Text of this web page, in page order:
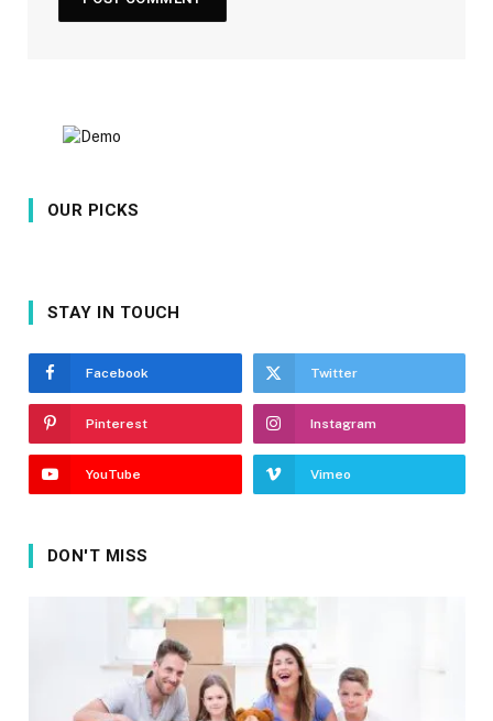
OUR PICKS
STAY IN TOUCH
Facebook Twitter
Pinterest Instagram
YouTube Vimeo
DON'T MISS